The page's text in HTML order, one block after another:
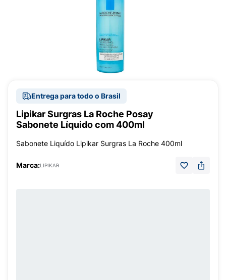
Entrega para todo o Brasil
Lipikar Surgras La Roche Posay
Sabonete Líquido com 400ml
Sabonete Liquído Lipikar Surgras La Roche 400ml
Marca:LIPIKAR